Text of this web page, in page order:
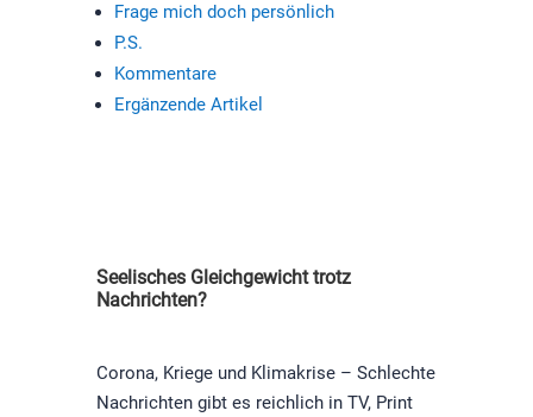
Frage mich doch persönlich
P.S.
Kommentare
Ergänzende Artikel
Seelisches Gleichgewicht trotz
Nachrichten?
Corona, Kriege und Klimakrise – Schlechte
Nachrichten gibt es reichlich in TV, Print